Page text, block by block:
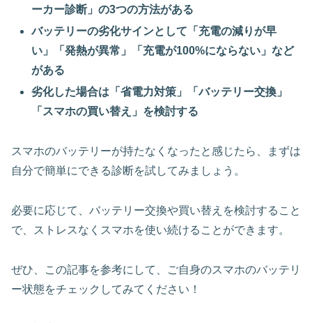
ーカー診断」の3つの方法がある
バッテリーの劣化サインとして「充電の減りが早
い」「発熱が異常」「充電が100%にならない」など
がある
劣化した場合は「省電力対策」「バッテリー交換」
「スマホの買い替え」を検討する
スマホのバッテリーが持たなくなったと感じたら、まずは
自分で簡単にできる診断を試してみましょう。
必要に応じて、バッテリー交換や買い替えを検討すること
で、ストレスなくスマホを使い続けることができます。
ぜひ、この記事を参考にして、ご自身のスマホのバッテリ
ー状態をチェックしてみてください！